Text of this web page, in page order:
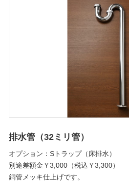
排水管（32ミリ管）
オプション：Sトラップ（床排水）
別途差額金￥3,000（税込￥3,300）
銅管メッキ仕上げです。